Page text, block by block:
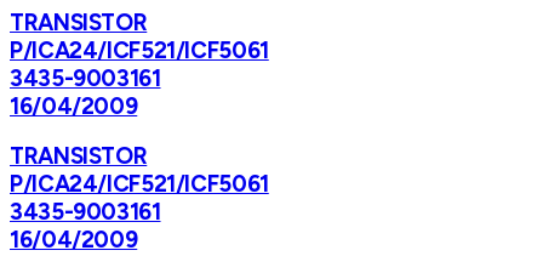
TRANSISTOR
P/ICA24/ICF521/ICF5061
3435-9003161
16/04/2009
TRANSISTOR
P/ICA24/ICF521/ICF5061
3435-9003161
16/04/2009